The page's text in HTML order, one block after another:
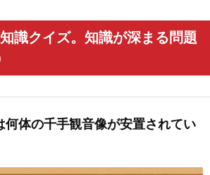
識クイズ。知識が深まる問題
何体の千手観音像が安置されてい